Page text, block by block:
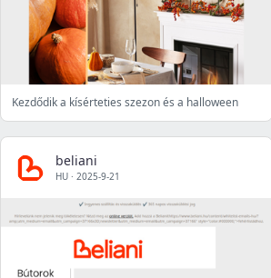
Kezdődik a kísérteties szezon és a halloween
beliani
HU · 2025-9-21